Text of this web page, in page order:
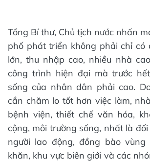
Tổng Bí thư, Chủ tịch nước nhấn
phố phát triển không phải chỉ có
lớn, thu nhập cao, nhiều nhà
công trình hiện đại mà trước
sống của nhân dân phải cao.
cần chăm lo tốt hơn việc làm,
bệnh viện, thiết chế văn hóa,
cộng, môi trường sống, nhất là
người lao động, đồng bào vùng
khăn, khu vực biên giới và các